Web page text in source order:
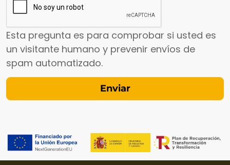
Esta pregunta es para comprobar si usted es
un visitante humano y prevenir envíos de
spam automatizado.